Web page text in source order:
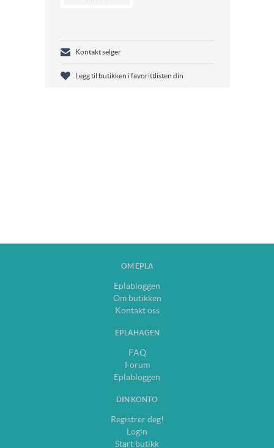
Kontakt selger
Legg til butikken i favorittlisten din
OM EPLA
Eplabloggen
Om butikken
Kontakt oss
EPLAHAGEN
FAQ
Forum
Eplabloggen
DIN KONTO
Registrer deg!
Login
Start butikk